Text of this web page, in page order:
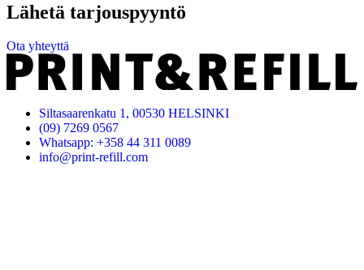
Lähetä tarjouspyyntö
Ota yhteyttä
Siltasaarenkatu 1, 00530 HELSINKI
(09) 7269 0567
Whatsapp: +358 44 311 0089
info@print-refill.com